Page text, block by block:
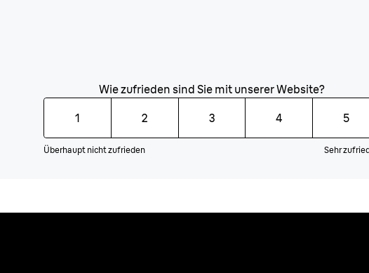
Wie zufrieden sind Sie mit unserer Website?
1 2 3 4 5
Überhaupt nicht zufrieden Sehr